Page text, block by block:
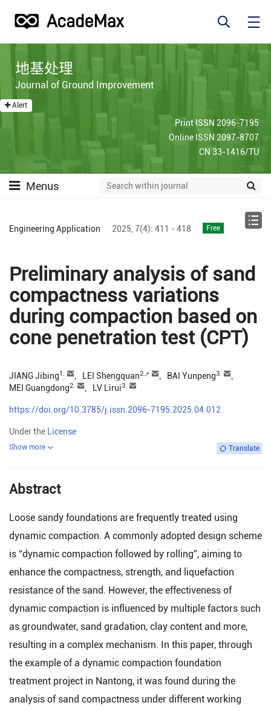
地基处理
Journal of Ground Improvement
Alert
Print ISSN 2096-7195
Online ISSN 2097-8707
CN 33-1416/TU
Menus
Engineering Application 2025, 7(4): 411 - 418 Free
Preliminary analysis of sand
compactness variations
during compaction based on
cone penetration test (CPT)
JIANG Jibing1. ， LEI Shengquan2.,* ， BAI Yunpeng3.
，
MEI Guangdong2. ， LV Lirui3.
https://doi.org/10.3785/j.issn.2096-7195.2025.04.012
Under the License
Show more Translate
Abstract
Loose sandy foundations are frequently treated using
dynamic compaction. A commonly adopted design scheme
is “dynamic compaction followed by rolling”, aiming to
enhance the compactness, strength, and liquefaction
resistance of the sand. However, the effectiveness of
dynamic compaction is influenced by multiple factors such
as groundwater, sand gradation, clay content and more,
resulting in a complex mechanism. In this paper, through
the example of a dynamic compaction foundation
treatment project in Nantong, it was found during the
analysis of sand compactness under different working